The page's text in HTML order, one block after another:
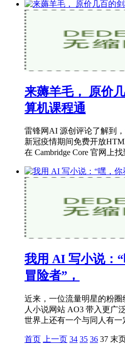
来薅羊毛， 原价
算机课程通
雷锋网AI 源创评论了解到
新冠疫情期间免费开放
在 Cambridge Core 官网上
我用 AI 写小说：
冒险者”，
近来，一位流量明星的粉
人小说网站 AO3 带入更广
世界上还有一个与同人有
首页 上一页 34 35 36 37 末